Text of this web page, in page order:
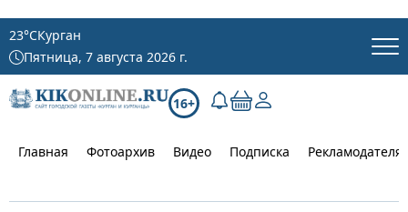
23°CКурган
Пятница, 7 августа 2026 г.
16+
Главная Фотоархив Видео Подписка